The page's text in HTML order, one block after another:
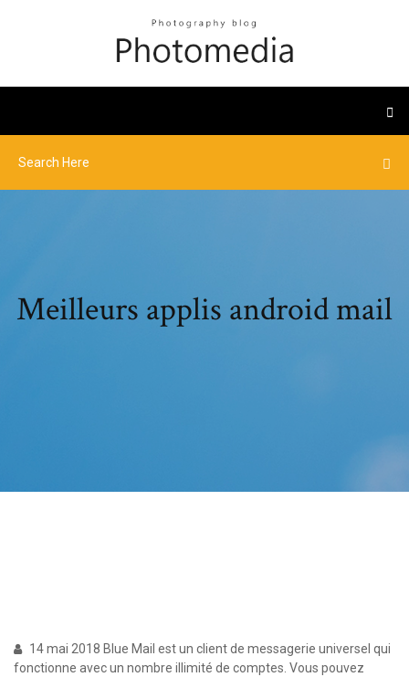
Meilleurs applis android mail
14 mai 2018 Blue Mail est un client de messagerie universel qui
fonctionne avec un nombre illimité de comptes. Vous pouvez